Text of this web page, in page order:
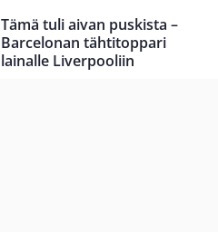
Tämä tuli aivan puskista –
Barcelonan tähtitoppari
lainalle Liverpooliin